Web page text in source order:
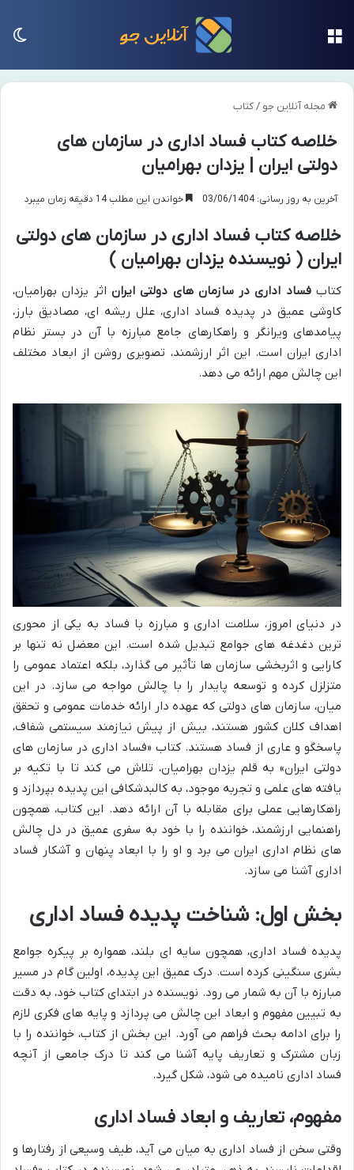
مجله آنلاین جو /کتاب
خلاصه کتاب فساد اداری در سازمان های
دولتی ایران | یزدان بهرامیان
آخرین به روز رسانی: 03/06/1404 خواندن این مطلب 14 دقیقه زمان میبرد
خلاصه کتاب فساد اداری در سازمان های دولتی
ایران ( نویسنده یزدان بهرامیان )
کتابفساد اداری در سازمان های دولتی ایران اثر یزدان بهرامیان،
کاوشی عمیق در پدیده فساد اداری، علل ریشه ای، مصادیق بارز،
پیامدهای ویرانگر و راهکارهای جامع مبارزه با آن در بستر نظام
اداری ایران است. این اثر ارزشمند، تصویری روشن از ابعاد مختلف
این چالش مهم ارائه می دهد.
در دنیای امروز، سلامت اداری و مبارزه با فساد به یکی از محوری
ترین دغدغه های جوامع تبدیل شده است. این معضل نه تنها بر
کارایی و اثربخشی سازمان ها تأثیر می گذارد، بلکه اعتماد عمومی را
متزلزل کرده و توسعه پایدار را با چالش مواجه می سازد. در این
میان، سازمان های دولتی که عهده دار ارائه خدمات عمومی و تحقق
اهداف کلان کشور هستند، بیش از پیش نیازمند سیستمی شفاف،
پاسخگو و عاری از فساد هستند. کتاب «فساد اداری در سازمان های
دولتی ایران» به قلم یزدان بهرامیان، تلاش می کند تا با تکیه بر
یافته های علمی و تجربه موجود، به کالبدشکافی این پدیده بپردازد و
راهکارهایی عملی برای مقابله با آن ارائه دهد. این کتاب، همچون
راهنمایی ارزشمند، خواننده را با خود به سفری عمیق در دل چالش
های نظام اداری ایران می برد و او را با ابعاد پنهان و آشکار فساد
اداری آشنا می سازد.
بخش اول: شناخت پدیده فساد اداری
پدیده فساد اداری، همچون سایه ای بلند، همواره بر پیکره جوامع
بشری سنگینی کرده است. درک عمیق این پدیده، اولین گام در مسیر
مبارزه با آن به شمار می رود. نویسنده در ابتدای کتاب خود، به دقت
به تبیین مفهوم و ابعاد این چالش می پردازد و پایه های فکری لازم
را برای ادامه بحث فراهم می آورد. این بخش از کتاب، خواننده را با
زبان مشترک و تعاریف پایه آشنا می کند تا درک جامعی از آنچه
فساد اداری نامیده می شود، شکل گیرد.
مفهوم، تعاریف و ابعاد فساد اداری
وقتی سخن از فساد اداری به میان می آید، طیف وسیعی از رفتارها و